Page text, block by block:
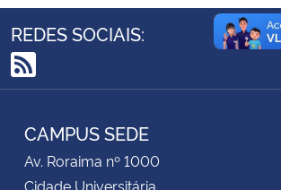
Ministério do Desenvolvimento Regional
Ministério da Mulher, da Família e dos Direitos Humanos
REDES SOCIAIS:
RSS
CAMPUS SEDE
Av. Roraima nº 1000
Cidade Universitária